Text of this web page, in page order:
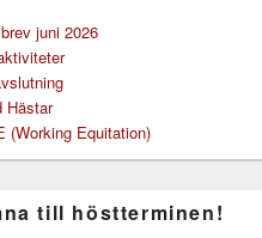
juni 2026
Hästar
(Working Equitation)
till höstterminen!